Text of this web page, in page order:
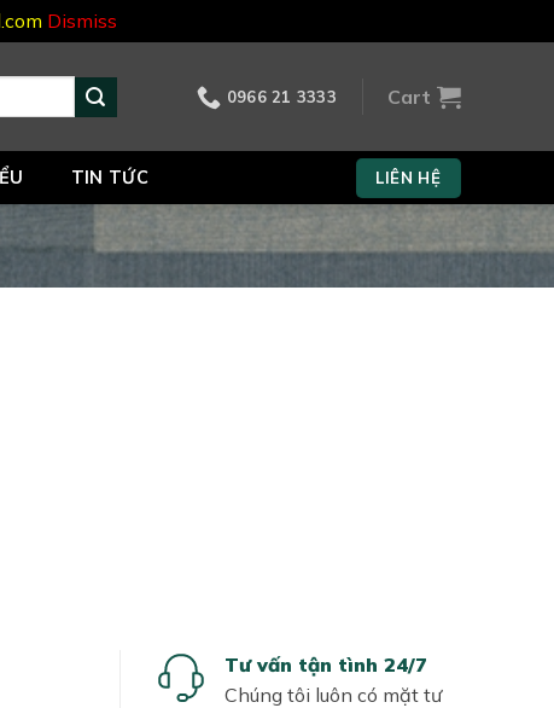
Dismiss
0966 21 3333 Cart
TIN TỨC LIÊN HỆ
Tư vấn tận tình 24/7
Chúng tôi luôn có mặt tư